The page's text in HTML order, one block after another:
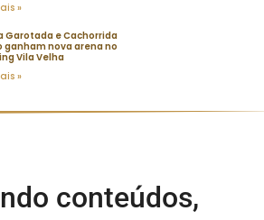
»
Garotada e Cachorrida
ganham nova arena no
Vila Velha
»
conteúdos,